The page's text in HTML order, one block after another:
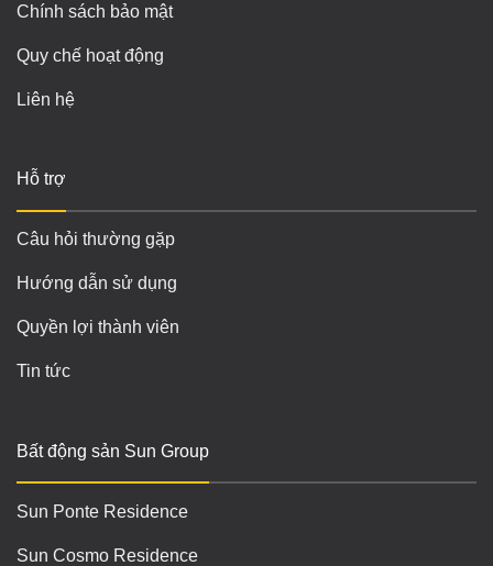
Chính sách bảo mật
Quy chế hoạt động
Liên hệ
Hỗ trợ
Câu hỏi thường gặp
Hướng dẫn sử dụng
Quyền lợi thành viên
Tin tức
Bất động sản Sun Group
Sun Ponte Residence
Sun Cosmo Residence